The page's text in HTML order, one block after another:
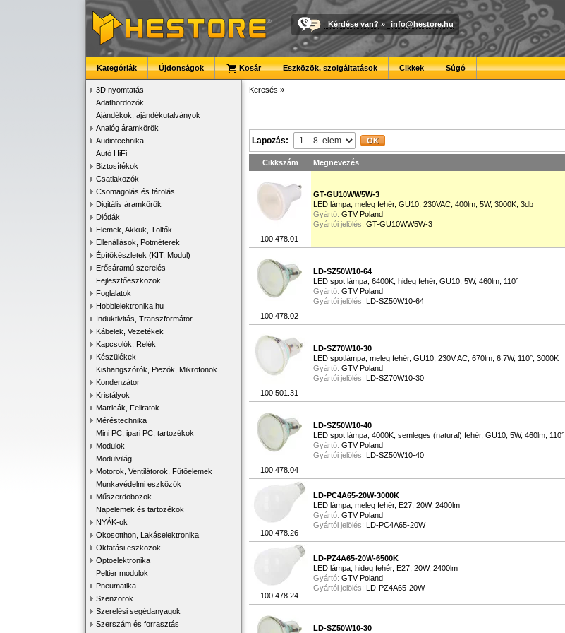
Kérdése van? » info@hestore.hu
Kategóriák Újdonságok Kosár Eszközök, szolgáltatások Cikkek Súgó
3D nyomtatás
Adathordozók
Ajándékok, ajándékutalványok
Analóg áramkörök
Audiotechnika
Autó HiFi
Biztosítékok
Csatlakozók
Csomagolás és tárolás
Digitális áramkörök
Diódák
Elemek, Akkuk, Töltők
Ellenállások, Potméterek
Építőkészletek (KIT, Modul)
Erősáramú szerelés
Fejlesztőeszközök
Foglalatok
Hobbielektronika.hu
Induktivitás, Transzformátor
Kábelek, Vezetékek
Kapcsolók, Relék
Készülékek
Kishangszórók, Piezók, Mikrofonok
Kondenzátor
Kristályok
Matricák, Feliratok
Méréstechnika
Mini PC, ipari PC, tartozékok
Modulok
Modulvilág
Motorok, Ventilátorok, Fűtőelemek
Munkavédelmi eszközök
Műszerdobozok
Napelemek és tartozékok
NYÁK-ok
Okosotthon, Lakáselektronika
Oktatási eszközök
Optoelektronika
Peltier modulok
Pneumatika
Szenzorok
Szerelési segédanyagok
Szerszám és forrasztás
Keresés »
Lapozás:
Cikkszám Megnevezés
100.478.01
GT-GU10WW5W-3
LED lámpa, meleg fehér, GU10, 230VAC, 400lm, 5W, 3000K, 3db
Gyártó: GTV Poland
Gyártói jelölés: GT-GU10WW5W-3
100.478.02
LD-SZ50W10-64
LED spot lámpa, 6400K, hideg fehér, GU10, 5W, 460lm, 110°
Gyártó: GTV Poland
Gyártói jelölés: LD-SZ50W10-64
100.501.31
LD-SZ70W10-30
LED spotlámpa, meleg fehér, GU10, 230V AC, 670lm, 6.7W, 110°, 3000K
Gyártó: GTV Poland
Gyártói jelölés: LD-SZ70W10-30
100.478.04
LD-SZ50W10-40
LED spot lámpa, 4000K, semleges (natural) fehér, GU10, 5W, 460lm, 110°
Gyártó: GTV Poland
Gyártói jelölés: LD-SZ50W10-40
100.478.26
LD-PC4A65-20W-3000K
LED lámpa, meleg fehér, E27, 20W, 2400lm
Gyártó: GTV Poland
Gyártói jelölés: LD-PC4A65-20W
100.478.24
LD-PZ4A65-20W-6500K
LED lámpa, hideg fehér, E27, 20W, 2400lm
Gyártó: GTV Poland
Gyártói jelölés: LD-PZ4A65-20W
LD-SZ50W10-30